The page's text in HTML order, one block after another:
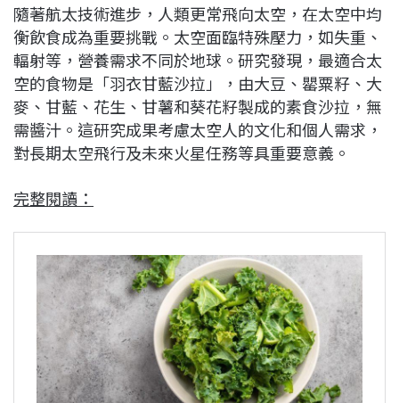
隨著航太技術進步，人類更常飛向太空，在太空中均
衡飲食成為重要挑戰。太空面臨特殊壓力，如失重、
輻射等，營養需求不同於地球。研究發現，最適合太
空的食物是「羽衣甘藍沙拉」，由大豆、罌粟籽、大
麥、甘藍、花生、甘薯和葵花籽製成的素食沙拉，無
需醬汁。這研究成果考慮太空人的文化和個人需求，
對長期太空飛行及未來火星任務等具重要意義。
完整閱讀：